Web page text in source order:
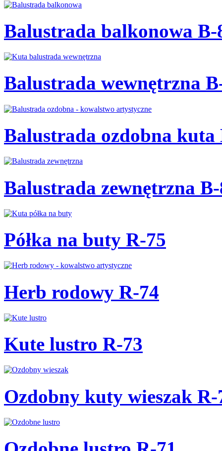
Balustrada balkonowa B-
Balustrada wewnętrzna
Balustrada ozdobna kuta
Balustrada zewnętrzna
Półka na buty R-75
Herb rodowy R-74
Kute lustro R-73
Ozdobny kuty wieszak R-